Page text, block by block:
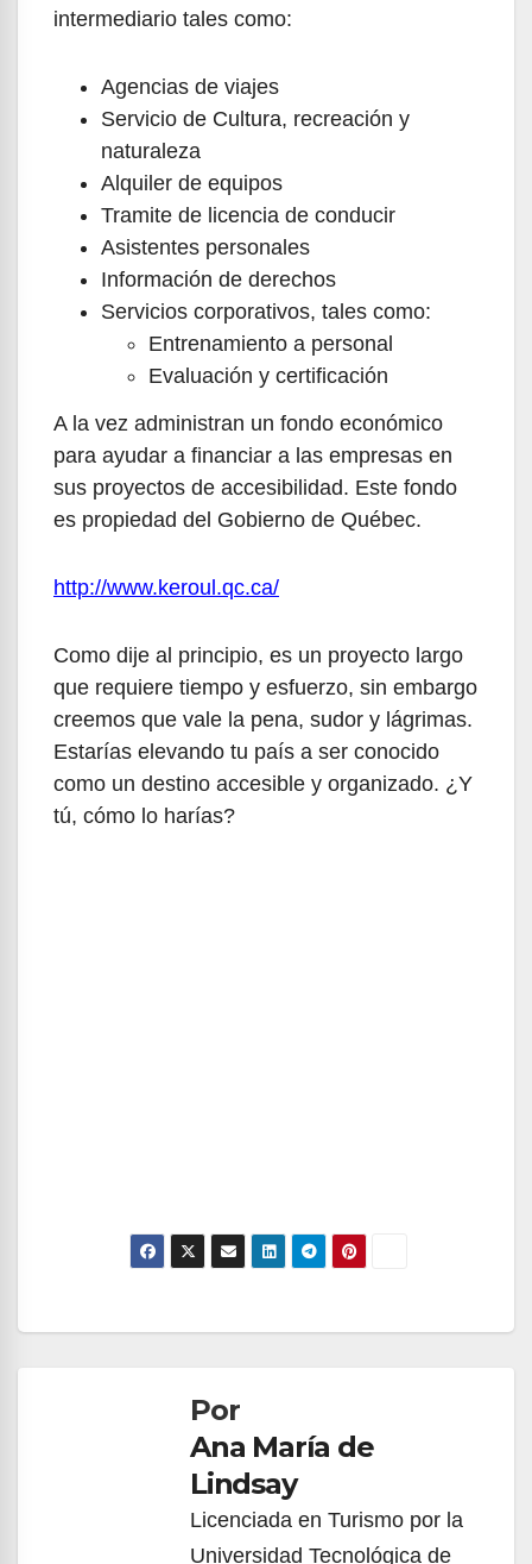
intermediario tales como:
Agencias de viajes
Servicio de Cultura, recreación y
naturaleza
Alquiler de equipos
Tramite de licencia de conducir
Asistentes personales
Información de derechos
Servicios corporativos, tales como:
Entrenamiento a personal
Evaluación y certificación
A la vez administran un fondo económico
para ayudar a financiar a las empresas en
sus proyectos de accesibilidad. Este fondo
es propiedad del Gobierno de Québec.
http://www.keroul.qc.ca/
Como dije al principio, es un proyecto largo
que requiere tiempo y esfuerzo, sin embargo
creemos que vale la pena, sudor y lágrimas.
Estarías elevando tu país a ser conocido
como un destino accesible y organizado. ¿Y
tú, cómo lo harías?
entradasPor
Ana María de
Lindsay
Licenciada en Turismo por la
Universidad Tecnológica de